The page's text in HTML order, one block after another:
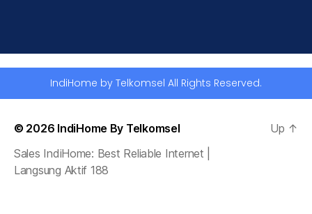
IndiHome by Telkomsel All Rights Reserved.
© 2026 IndiHome By Telkomsel
Sales IndiHome: Best Reliable Internet |
Langsung Aktif 188
Up ↑